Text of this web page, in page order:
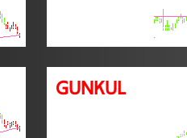
GUNKUL